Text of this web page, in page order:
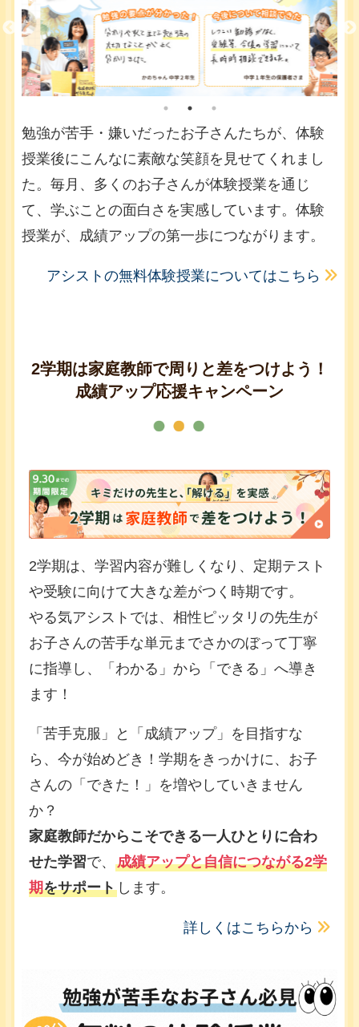
勉強が苦手・嫌いだったお子さんたちが、体験
授業後にこんなに素敵な笑顔を見せてくれまし
た。毎月、多くのお子さんが体験授業を通じ
て、学ぶことの面白さを実感しています。体験
授業が、成績アップの第一歩につながります。
アシストの無料体験授業についてはこちら
2学期は家庭教師で周りと差をつけよう！
成績アップ応援キャンペーン
2学期は、学習内容が難しくなり、定期テスト
や受験に向けて大きな差がつく時期です。
やる気アシストでは、相性ピッタリの先生が
お子さんの苦手な単元までさかのぼって丁寧
に指導し、「わかる」から「できる」へ導き
ます！
「苦手克服」と「成績アップ」を目指すな
ら、今が始めどき！学期をきっかけに、お子
さんの「できた！」を増やしていきません
か？
家庭教師だからこそできる一人ひとりに合わ
せた学習で、 成績アップと自信につながる2学
期をサポートします。
詳しくはこちらから